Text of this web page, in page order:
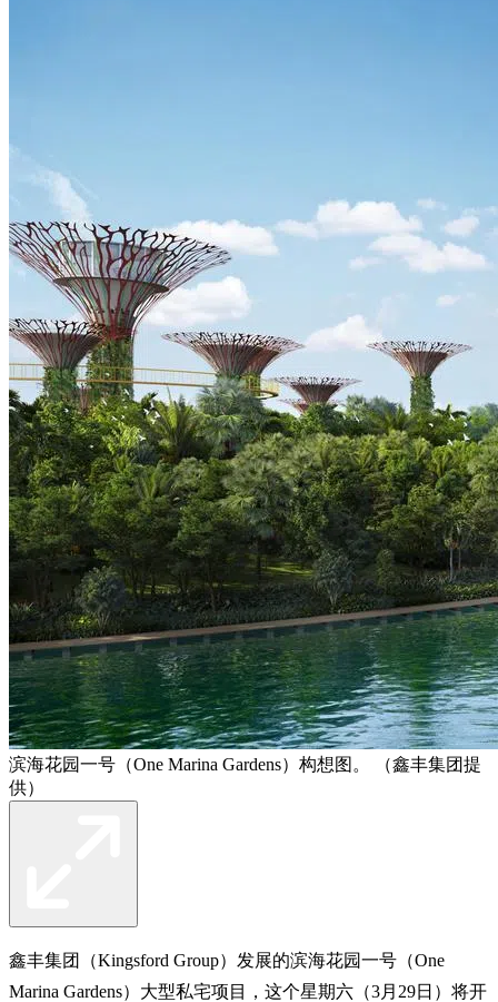
滨海花园一号（One Marina Gardens）构想图。 （鑫丰集团提
供）
鑫丰集团（Kingsford Group）发展的滨海花园一号（One
Marina Gardens）大型私宅项目，这个星期六（3月29日）将开